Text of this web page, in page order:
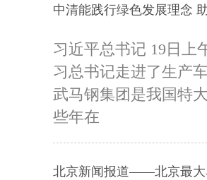
中清能践行绿色发展理念
习近平总书记 19日上
习总书记走进了生产
武马钢集团是我国特
些年在
北京新闻报道——北京最大